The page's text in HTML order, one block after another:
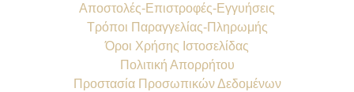
Αποστολές-Επιστροφές-Εγγυήσεις
Τρόποι Παραγγελίας-Πληρωμής
Όροι Χρήσης Ιστοσελίδας
Πολιτική Απορρήτου
Προστασία Προσωπικών Δεδομένων